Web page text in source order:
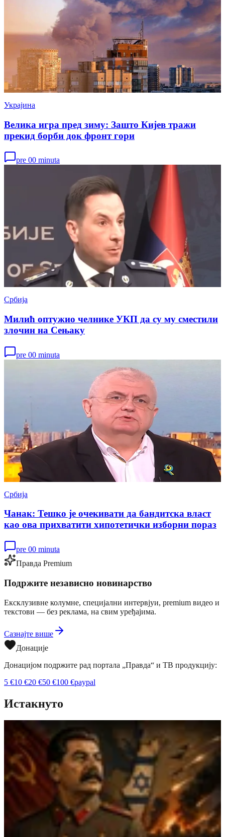
Украјина
Велика игра пред зиму: Зашто Кијев тражи
прекид борби док фронт гори
pre 00 minuta
Србија
Милић оптужио челнике УКП да су му сместили
злочин на Сењаку
pre 00 minuta
Србија
Чанак: Тешко је очекивати да бандитска власт
као ова прихватити хипотетички изборни пораз
pre 00 minuta
Правда Premium
Подржите независно новинарство
Ексклузивне колумне, специјални интервјуи, premium видео и
текстови — без реклама, на свим уређајима.
Сазнајте више
Донације
Донацијом подржите рад портала „Правда“ и ТВ продукцију:
5 €10 €20 €50 €100 €paypal
Истакнуто